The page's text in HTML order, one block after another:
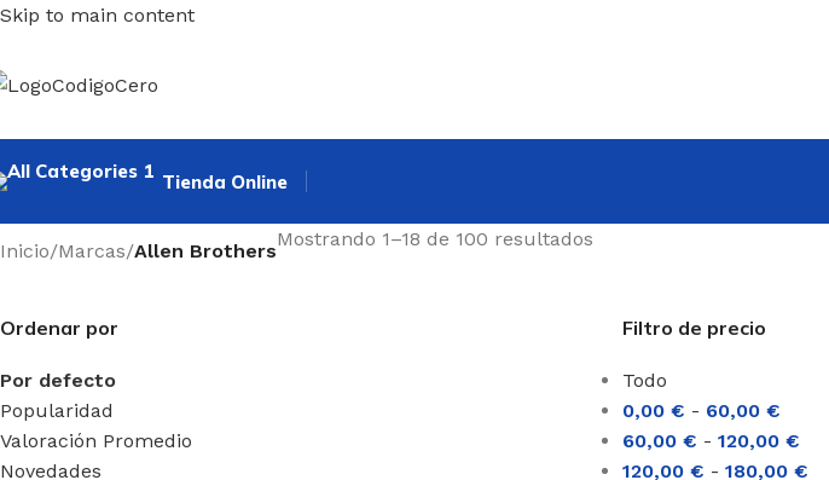
Skip to main content
Tienda Online
Inicio/Marcas/Allen Brothers
Mostrando 1–18 de 100 resultados
Ordenar por
Por defecto
Popularidad
Valoración Promedio
Novedades
Filtro de precio
Todo
0,00€ - 60,00€
60,00€ -120,00€
120,00€ -180,00€